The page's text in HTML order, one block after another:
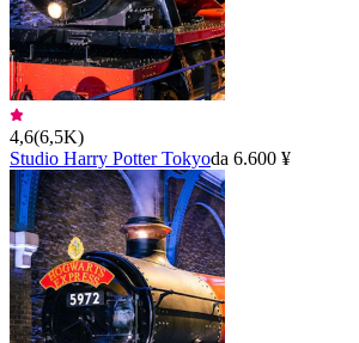
4,6(6,5K)
Studio Harry Potter Tokyoda 6.600 ¥